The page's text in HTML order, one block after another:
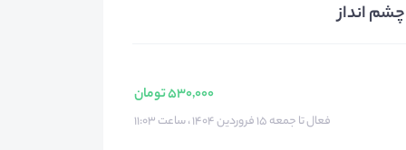
انداز
530,000 تومان
فعال تا جمعه ۱۵ فروردین ۱۴۰۴ ، ساعت ۱۱:۰۳